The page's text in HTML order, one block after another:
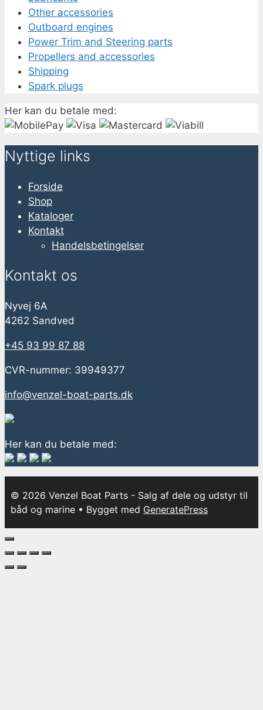
Other accessories
Outboard engines
Power Trim and Steering parts
Propellers and accessories
Shipping
Spark plugs
Her kan du betale med:
Nyttige links
Forside
Shop
Kataloger
Kontakt
Handelsbetingelser
Kontakt os
Nyvej 6A
4262 Sandved
+45 93 99 87 88
CVR-nummer: 39949377
info@venzel-boat-parts.dk
Her kan du betale med:
© 2026 Venzel Boat Parts - Salg af dele og udstyr til
båd og marine • Bygget med GeneratePress
Luk